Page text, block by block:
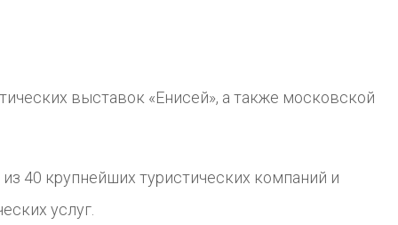
выставок «Енисей», а также московской
40 крупнейших туристических компаний и
услуг.